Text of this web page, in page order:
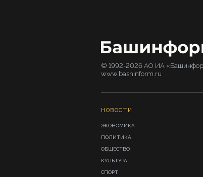
© 1992-2026 АО ИА
www.bashinform.ru
НОВОСТИ
ЭКОНОМИКА
ПОЛИТИКА
ОБЩЕСТВО
КУЛЬТУРА
СПОРТ